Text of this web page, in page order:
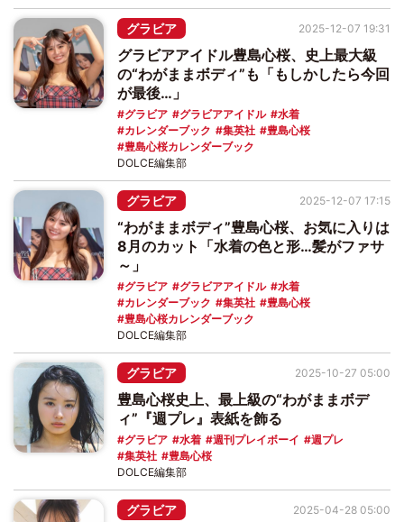
グラビア
グラビアアイドル豊島心桜、史上最大級
の“わがままボディ”も「もしかしたら今回
が最後…」
グラビア グラビアアイドル
水着
カレンダーブック
集英社
豊島心桜
豊島心桜カレンダーブック
2025-12-07 19:31
DOLCE編集部
グラビア
“わがままボディ”豊島心桜、お気に入りは
8月のカット「水着の色と形…髪がファサ
～」
グラビア グラビアアイドル
水着
カレンダーブック
集英社
豊島心桜
豊島心桜カレンダーブック
2025-12-07 17:15
DOLCE編集部
グラビア
豊島心桜史上、最上級の“わがままボデ
ィ”『週プレ』表紙を飾る
グラビア 水着 週刊プレイボーイ
週プレ
集英社
豊島心桜
2025-10-27 05:00
DOLCE編集部
グラビア 2025-04-28 05:00